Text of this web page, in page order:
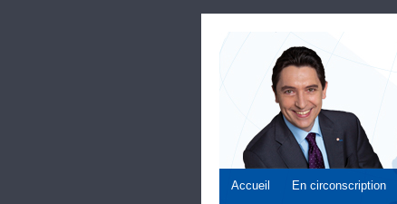
Accueil En circonscription